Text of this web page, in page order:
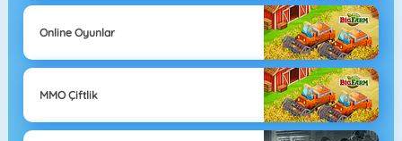
Online Oyunlar
MMO Çiftlik